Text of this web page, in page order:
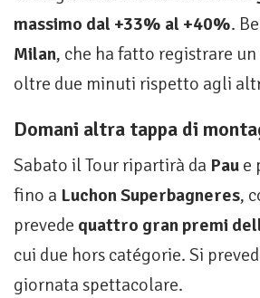
massimo dal +33% al +40%.
Milan, che ha fatto registrare
oltre due minuti rispetto agli
Domani altra tappa di
Sabato il Tour ripartirà da Pau e
fino a Luchon Superbagneres,
prevede quattro gran premi
cui due hors catégorie. Si
giornata spettacolare.